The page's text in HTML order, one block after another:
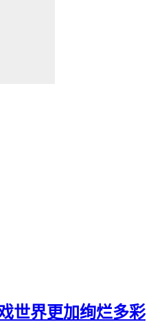
世界更加绚烂多彩